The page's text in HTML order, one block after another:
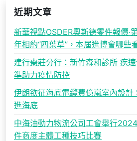
近期文章
新華視點OSDER奧斯德零件報價·
年相約“四葉草”，本屆進博會哪些
建行棗莊分行：新竹森和診所 疾
準助力疫情防控
伊朗欲征海底電纜費億嵐室內設計
進海底
中海油動力物流公司工會舉行
件商度主體工種技巧比賽